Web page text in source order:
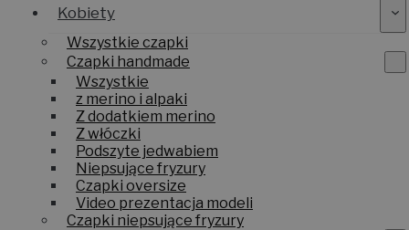
Kobiety
Wszystkie czapki
Czapki handmade
Wszystkie
z merino i alpaki
Z dodatkiem merino
Z włóczki
Podszyte jedwabiem
Niepsujące fryzury
Czapki oversize
Video prezentacja modeli
Czapki niepsujące fryzury